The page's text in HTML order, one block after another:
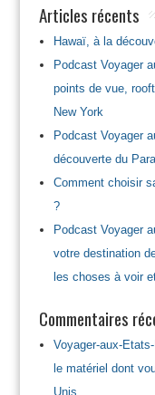
Articles récents
Hawaï, à la
Podcast Voyager
points de vue,
New York
Podcast Voyager
découverte du
Comment choisir
?
Podcast Voyager
votre destination
les choses à voir
Commentaires
Voyager-aux-
le matériel dont
Unis